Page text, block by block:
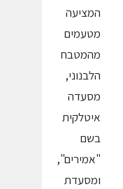
המציעה
מטעמים
מהמטבח
הלבנוני,
מסעדה
איטלקית
בשם
"אמירים",
ומסעדת